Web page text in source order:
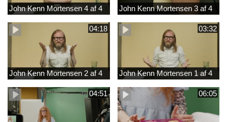
John Kenn Mortensen 4 af 4 John Kenn Mortensen 3 af 4
04:18
John Kenn Mortensen 2 af 4
03:32
John Kenn Mortensen 1 af 4
04:51 06:05